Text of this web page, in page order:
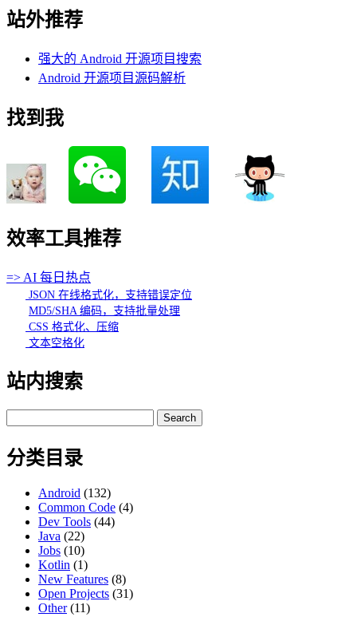
站外推荐
强大的 Android 开源项目搜索
Android 开源项目源码解析
找到我
效率工具推荐
=> AI 每日热点
JSON 在线格式化，支持错误定位
MD5/SHA 编码，支持批量处理
CSS 格式化、压缩
文本空格化
站内搜索
for:
分类目录
Android (132)
Common Code (4)
Dev Tools (44)
Java (22)
Jobs (10)
Kotlin (1)
New Features (8)
Open Projects (31)
Other(11)